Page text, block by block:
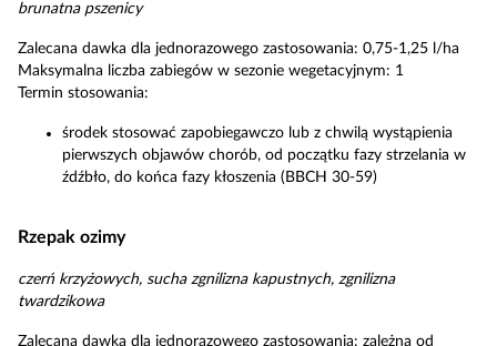
brunatna pszenicy
Zalecana dawka dla jednorazowego zastosowania: 0,75-1,25 l/ha
Maksymalna liczba zabiegów w sezonie wegetacyjnym: 1
Termin stosowania:
środek stosować zapobiegawczo lub z chwilą wystąpienia
pierwszych objawów chorób, od początku fazy strzelania w
źdźbło, do końca fazy kłoszenia (BBCH 30-59)
Rzepak ozimy
czerń krzyżowych, sucha zgnilizna kapustnych, zgnilizna
twardzikowa
Zalecana dawka dla jednorazowego zastosowania: zależna od